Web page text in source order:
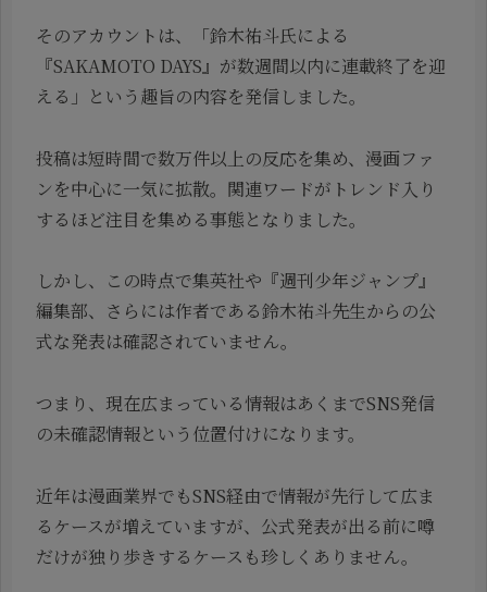
そのアカウントは、「鈴木祐斗氏による
『SAKAMOTO DAYS』が数週間以内に連載終了を迎
える」という趣旨の内容を発信しました。
投稿は短時間で数万件以上の反応を集め、漫画ファ
ンを中心に一気に拡散。関連ワードがトレンド入り
するほど注目を集める事態となりました。
しかし、この時点で集英社や『週刊少年ジャンプ』
編集部、さらには作者である鈴木祐斗先生からの公
式な発表は確認されていません。
つまり、現在広まっている情報はあくまでSNS発信
の未確認情報という位置付けになります。
近年は漫画業界でもSNS経由で情報が先行して広ま
るケースが増えていますが、公式発表が出る前に噂
だけが独り歩きするケースも珍しくありません。